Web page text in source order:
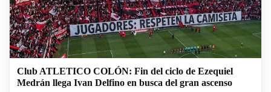
Club ATLETICO COLÓN: Fin del ciclo de Ezequiel
Medrán llega Ivan Delfino en busca del gran ascenso